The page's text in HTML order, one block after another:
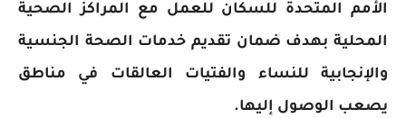
الأمم المتحدة للسكان للعمل مع المراكز الصحية
المحلية بهدف ضمان تقديم خدمات الصحة الجنسية
والإنجابية للنساء والفتيات العالقات في مناطق
يصعب الوصول إليها.